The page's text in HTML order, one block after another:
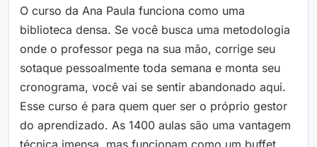
O curso da Ana Paula funciona como uma
biblioteca densa. Se você busca uma metodologia
onde o professor pega na sua mão, corrige seu
sotaque pessoalmente toda semana e monta seu
cronograma, você vai se sentir abandonado aqui.
Esse curso é para quem quer ser o próprio gestor
do aprendizado. As 1400 aulas são uma vantagem